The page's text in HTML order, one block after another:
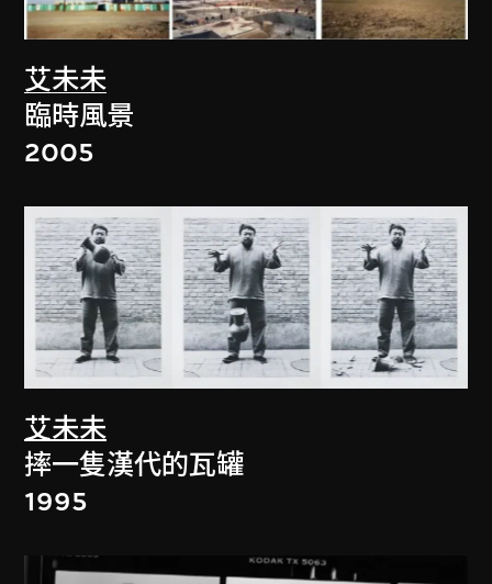
艾未未
臨時風景
2005
艾未未
摔一隻漢代的瓦罐
1995